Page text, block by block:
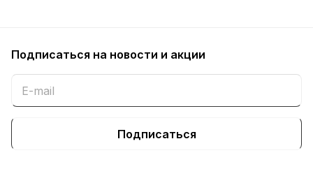
Подписаться на новости и акции
Подписаться